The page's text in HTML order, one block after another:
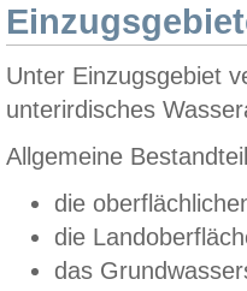
Unter Einzugsgebiet
unterirdisches
Allgemeine
die
die
das